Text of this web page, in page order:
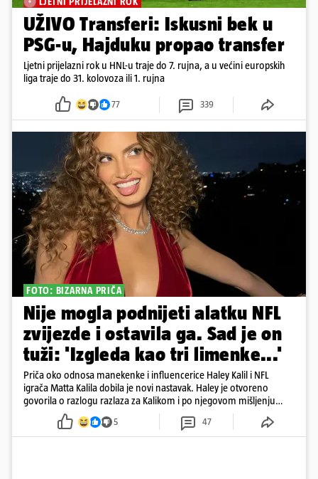
UŽIVO Transferi: Iskusni bek u
PSG-u, Hajduku propao transfer
Ljetni prijelazni rok u HNL-u traje do 7. rujna, a u većini europskih
liga traje do 31. kolovoza ili 1. rujna
77 339
FOTO: BIZARNA PRIČA
Nije mogla podnijeti alatku NFL
zvijezde i ostavila ga. Sad je on
tuži: 'Izgleda kao tri limenke...'
Priča oko odnosa manekenke i influencerice Haley Kalil i NFL
igrača Matta Kalila dobila je novi nastavak. Haley je otvoreno
govorila o razlogu razlaza za Kalikom i po njegovom mišljenju
prešla granicu dobrog ukusa
5 47